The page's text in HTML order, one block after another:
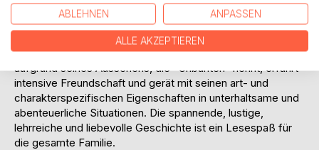
ausgegrabenen Pflanzen den Weg nach Mainz fand, Ben,
der starke, aber sehr sanfte Schnudel und Konrad, der
selbstbewusste, eitle ehemalige Chef eines
Krähenschwarms. Dieses Quartett, das sich bald selbst,
aufgrund seines Aussehens, die "Unbunten" nennt, erfährt
intensive Freundschaft und gerät mit seinen art- und
charakterspezifischen Eigenschaften in unterhaltsame und
abenteuerliche Situationen. Die spannende, lustige,
lehrreiche und liebevolle Geschichte ist ein Lesespaß für
die gesamte Familie.
ABLEHNEN ANPASSEN
ALLE AKZEPTIEREN